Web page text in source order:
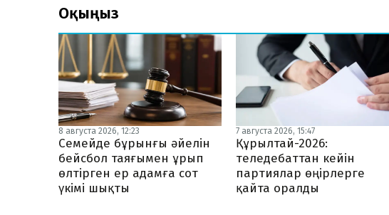
Оқыңыз
8 августа 2026, 12:23
Семейде бұрынғы әйелін
бейсбол таяғымен ұрып
өлтірген ер адамға сот
үкімі шықты
7 августа 2026, 15:47
Құрылтай-2026:
теледебаттан кейін
партиялар өңірлерге
қайта оралды